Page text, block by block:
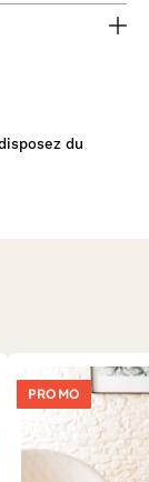
du
PROMO